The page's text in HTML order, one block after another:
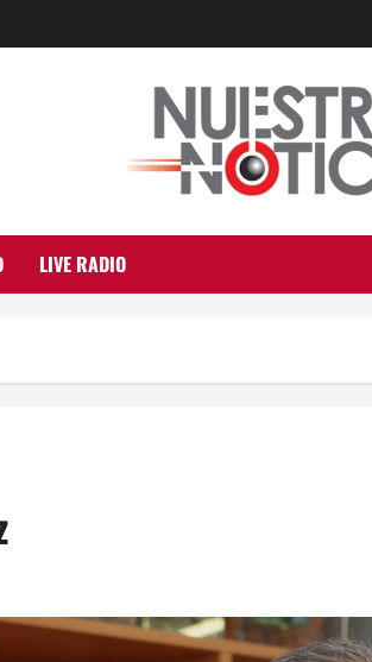
LIVE RADIO